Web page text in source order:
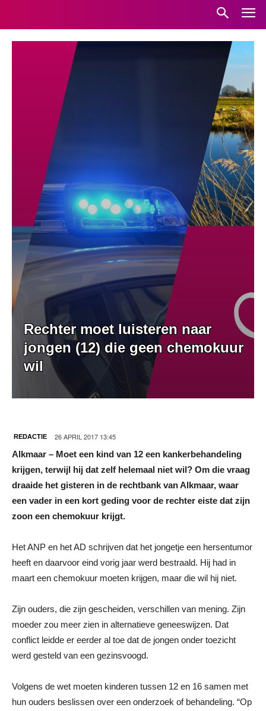
Rechter moet luisteren naar
jongen (12) die geen chemokuur
wil
REDACTIE 26 APRIL 2017 13:45
Alkmaar – Moet een kind van 12 een kankerbehandeling
krijgen, terwijl hij dat zelf helemaal niet wil? Om die vraag
draaide het gisteren in de rechtbank van Alkmaar, waar
een vader in een kort geding voor de rechter eiste dat zijn
zoon een chemokuur krijgt.
Het ANP en het AD schrijven dat het jongetje een hersentumor
heeft en daarvoor eind vorig jaar werd bestraald. Hij had in
maart een chemokuur moeten krijgen, maar die wil hij niet.
Zijn ouders, die zijn gescheiden, verschillen van mening. Zijn
moeder zou meer zien in alternatieve geneeswijzen. Dat
conflict leidde er eerder al toe dat de jongen onder toezicht
werd gesteld van een gezinsvoogd.
Volgens de wet moeten kinderen tussen 12 en 16 samen met
hun ouders beslissen over een onderzoek of behandeling. “Op